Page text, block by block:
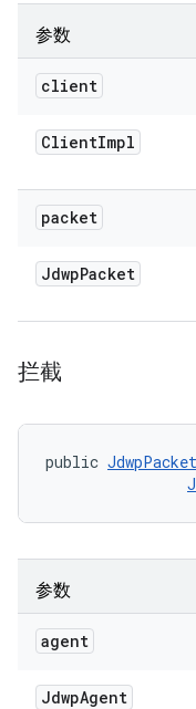
参数
client
ClientImpl
packet
JdwpPacket
拦截
public JdwpPacket
参数
agent
JdwpAgent